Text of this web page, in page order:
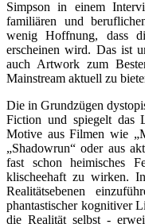
Simpson in einem
familiären und
wenig Hoffnung, dass
erscheinen wird. Das ist
auch Artwork zum
Mainstream aktuell zu
Die in Grundzügen
Fiction und spiegelt das
Motive aus Filmen wie
„Shadowrun“ oder aus
fast schon heimisches
klischeehaft zu wirken.
Realitätsebenen
phantastischer kognitiver
die Realität selbst -